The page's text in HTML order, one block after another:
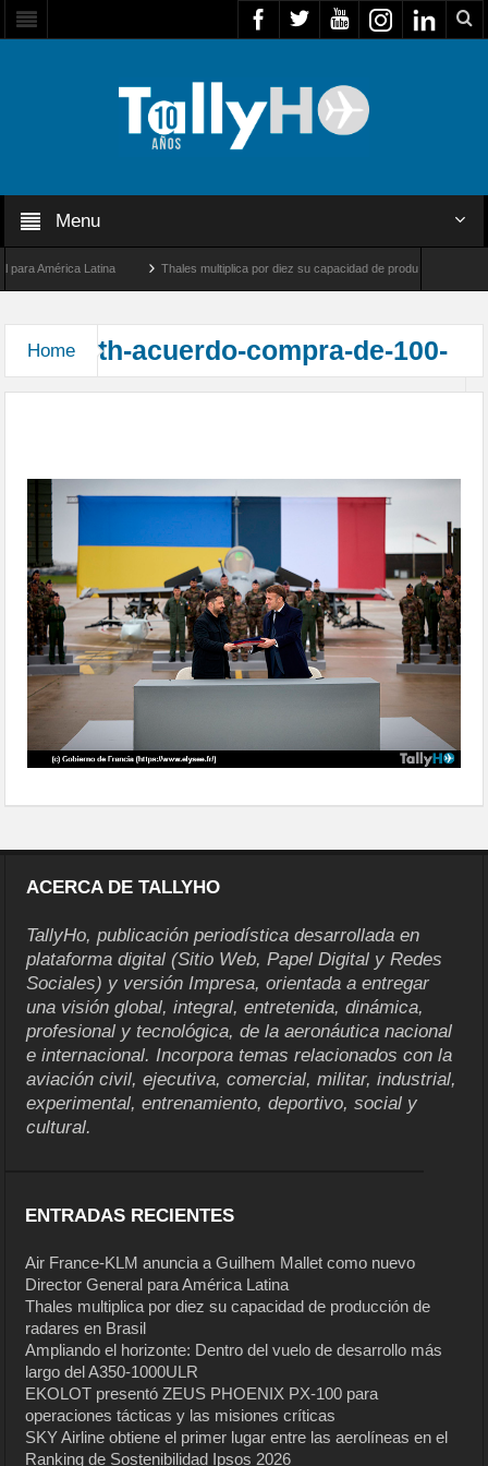
Menu
América Latina Thales multiplica por diez su capacidad de producción de
Home th-acuerdo-compra-de-100-
aviones-rafale-para-ucrania
ACERCA DE TALLYHO
TallyHo, publicación periodística desarrollada en
plataforma digital (Sitio Web, Papel Digital y Redes
Sociales) y versión Impresa, orientada a entregar
una visión global, integral, entretenida, dinámica,
profesional y tecnológica, de la aeronáutica nacional
e internacional. Incorpora temas relacionados con la
aviación civil, ejecutiva, comercial, militar, industrial,
experimental, entrenamiento, deportivo, social y
cultural.
ENTRADAS RECIENTES
Air France-KLM anuncia a Guilhem Mallet como nuevo
Director General para América Latina
Thales multiplica por diez su capacidad de producción de
radares en Brasil
Ampliando el horizonte: Dentro del vuelo de desarrollo más
largo del A350-1000ULR
EKOLOT presentó ZEUS PHOENIX PX-100 para
operaciones tácticas y las misiones críticas
SKY Airline obtiene el primer lugar entre las aerolíneas en el
Ranking de Sostenibilidad Ipsos 2026